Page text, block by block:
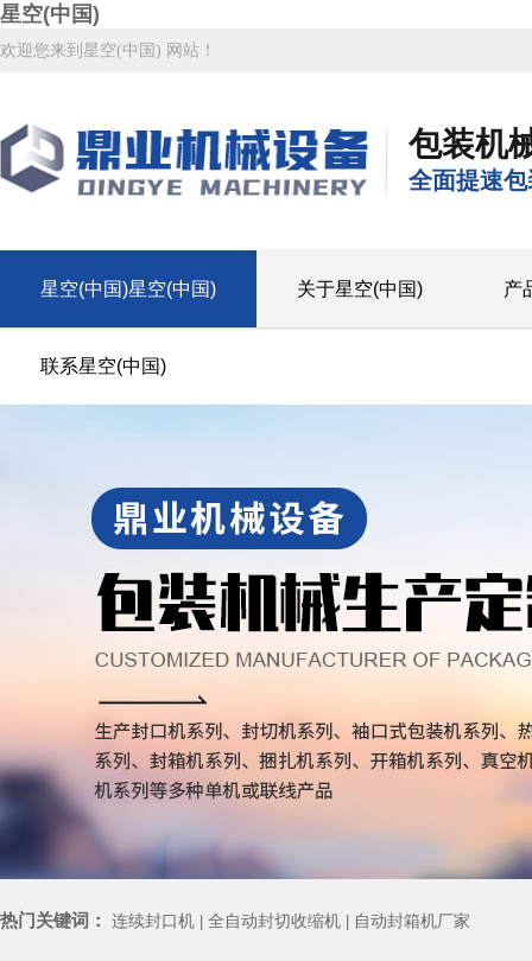
星空(中国)
欢迎您来到星空(中国) 网站！
包装机
全面提速
星空(中国)星空(中国) 关于星空(中国) 产
联系星空(中国)
热门关键词： 连续封口机 全自动封切收缩机 自动封箱机厂家